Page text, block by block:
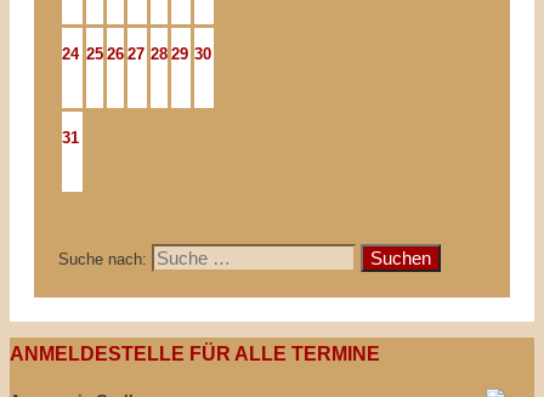
24 25 26 27 28 29 30
31
Suche nach:
ANMELDESTELLE FÜR ALLE TERMINE